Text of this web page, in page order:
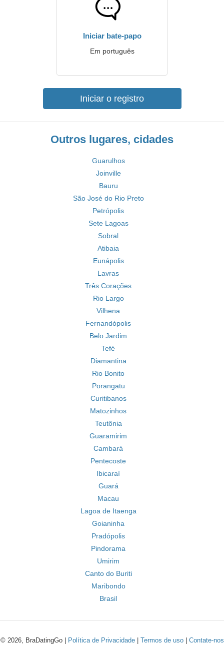
Iniciar bate-papo
Em português
Iniciar o registro
Outros lugares, cidades
Guarulhos
Joinville
Bauru
São José do Rio Preto
Petrópolis
Sete Lagoas
Sobral
Atibaia
Eunápolis
Lavras
Três Corações
Rio Largo
Vilhena
Fernandópolis
Belo Jardim
Tefé
Diamantina
Rio Bonito
Porangatu
Curitibanos
Matozinhos
Teutônia
Guaramirim
Cambará
Pentecoste
Ibicaraí
Guará
Macau
Lagoa de Itaenga
Goianinha
Pradópolis
Pindorama
Umirim
Canto do Buriti
Maribondo
Brasil
© 2026, BraDatingGo | Política de Privacidade| Termos de uso| Contate-nos